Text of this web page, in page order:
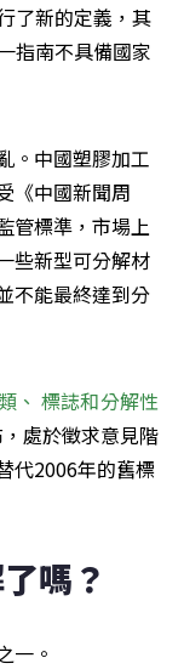
了新的定義，其
指南不具備國家
。中國塑膠加工
《中國新聞周
管標準，市場上
些新型可分解材
不能最終達到分
、 標誌和分解性
處於徵求意見階
代2006年的舊標
嗎？
一。